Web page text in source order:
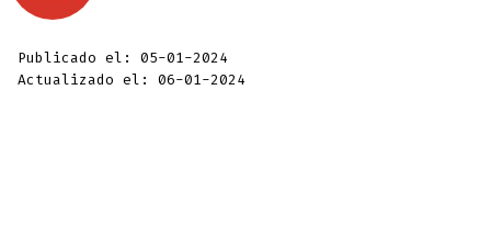
Publicado el: 05-01-2024
Actualizado el: 06-01-2024